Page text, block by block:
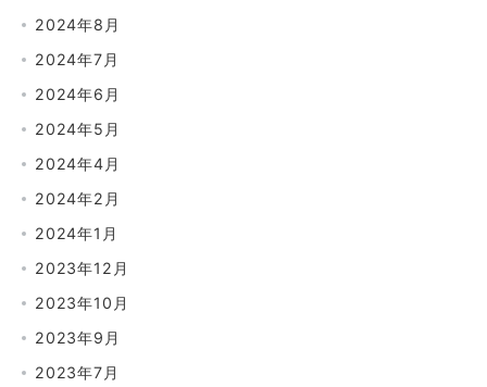
2024年8月
2024年7月
2024年6月
2024年5月
2024年4月
2024年2月
2024年1月
2023年12月
2023年10月
2023年9月
2023年7月